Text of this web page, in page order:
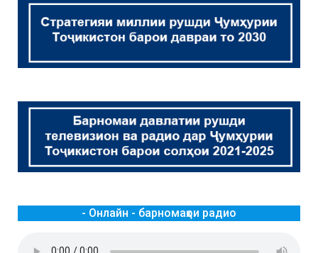
- Онлайн - барномаҳои радио